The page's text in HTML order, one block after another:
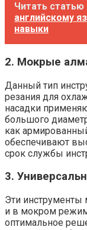
Читать статью
английскому
навыки
2. Мокрые
Данный тип
резания для
насадки
большого
как
обеспечивают
срок службы
3.
Эти инструменты
и в мокром
оптимальное